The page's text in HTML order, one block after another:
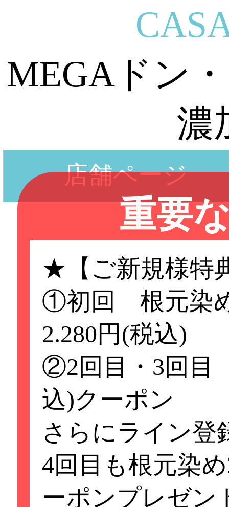
MEGAドン
濃
店舗ページ
重要
★【ご新規様特
①初回 根元染
2.280円(税込)
②2回目・3回目
込)クーポン
さらにライン登
4回目も根元染
ーポンプレゼン